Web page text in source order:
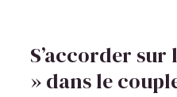
S’accorder
» dans le